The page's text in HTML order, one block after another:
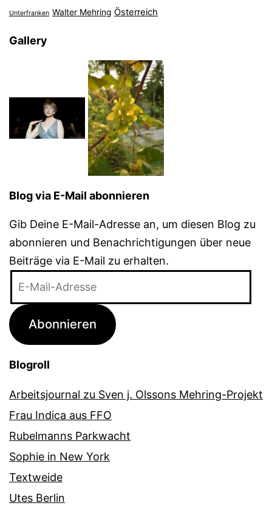
Unterfranken Walter Mehring Österreich
Gallery
Blog via E-Mail abonnieren
Gib Deine E-Mail-Adresse an, um diesen Blog zu
abonnieren und Benachrichtigungen über neue
Beiträge via E-Mail zu erhalten.
Adresse
Abonnieren
Blogroll
Arbeitsjournal zu Sven j. Olssons Mehring-Projekt
Frau Indica aus FFO
Rubelmanns Parkwacht
Sophie in New York
Textweide
Utes Berlin